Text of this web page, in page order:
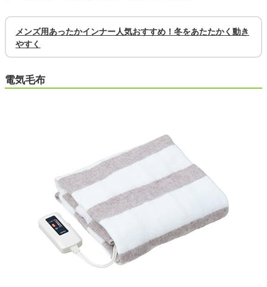
メンズ用あったかインナー人気おすすめ！冬をあたたかく動き
やすく
電気毛布